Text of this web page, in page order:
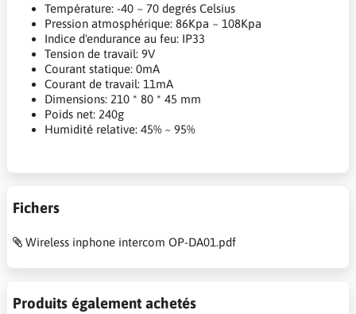
Température: -40 ~ 70 degrés Celsius
Pression atmosphérique: 86Kpa ~ 108Kpa
Indice d'endurance au feu: IP33
Tension de travail: 9V
Courant statique: 0mA
Courant de travail: 11mA
Dimensions: 210 * 80 * 45 mm
Poids net: 240g
Humidité relative: 45% ~ 95%
Fichers
Wireless inphone intercom OP-DA01.pdf
Produits également achetés